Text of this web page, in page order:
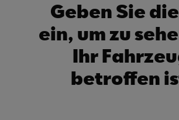
Geben Sie die
ein, um zu
Ihr
betroffen